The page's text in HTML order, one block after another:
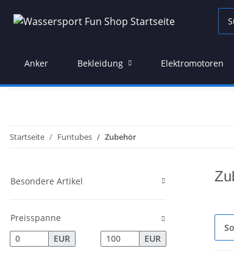
Anker Bekleidung Elektromotoren
Startseite Funtubes Zubehör
Besondere Artikel
Preisspanne
EUR
EUR